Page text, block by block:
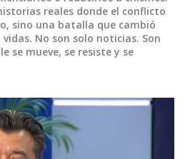
reales donde el conflicto
sino una batalla que cambió
No son solo noticias. Son
se mueve, se resiste y se